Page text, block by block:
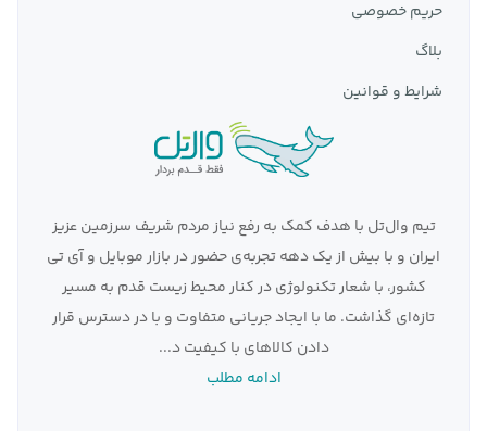
حریم خصوصی
بلاگ
شرایط و قوانین
تیم وال‌تل با هدف کمک به رفع نیاز مردم شریف سرزمین عزیز
ایران و با بیش از یک دهه تجربه‌ی حضور در بازار موبایل و آی تی
کشور، با شعار تکنولوژی در کنار محیط زیست قدم به مسیر
تازه‌ای گذاشت. ما با ایجاد جریانی متفاوت و با در دسترس قرار
دادن کالاهای با کیفیت د...
ادامه مطلب